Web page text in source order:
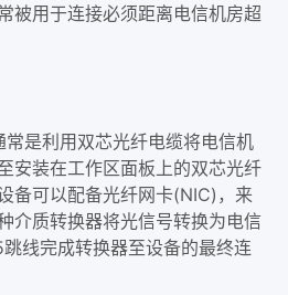
用于连接必须距离电信机房超
是利用双芯光纤电缆将电信机
安装在工作区面板上的双芯光纤
备可以配备光纤网卡(NIC)，来
介质转换器将光信号转换为电信
线完成转换器至设备的最终连